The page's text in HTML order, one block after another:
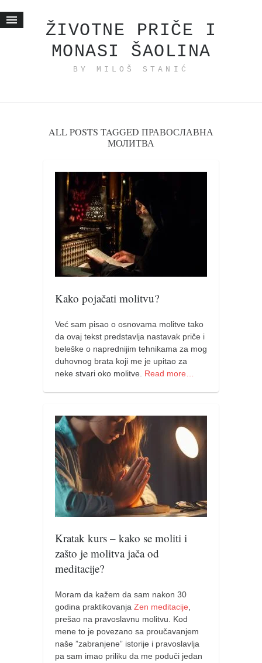
ŽIVOTNE PRIČE I
MONASI ŠAOLINA
BY MILOŠ STANIĆ
Životne priče
ishranom do zdravlja
momenti i mesta
bonus sadržaj
Svetlopis
zakonopravilo
duhovni otac
pravoslavlje
ćirilica
porodične priče
umesto tvitera
kalendar srpski
najnovije na blogu
moje beleške
istorija karatea
bubishi
kihon
naihanchi
kushanku
passai
temashiwari
kobudo
nunchaku
bo
ALL POSTS TAGGED ПРАВОСЛАВНА
МОЛИТВА
Kako pojačati molitvu?
Već sam pisao o osnovama molitve tako
da ovaj tekst predstavlja nastavak priče i
beleške o naprednijim tehnikama za mog
duhovnog brata koji me je upitao za
neke stvari oko molitve. Read more…
Kratak kurs – kako se moliti i
zašto je molitva jača od
meditacije?
Moram da kažem da sam nakon 30
godina praktikovanja Zen meditacije,
prešao na pravoslavnu molitvu. Kod
mene to je povezano sa proučavanjem
naše ”zabranjene” istorije i pravoslavlja
pa sam imao priliku da me poduči jedan